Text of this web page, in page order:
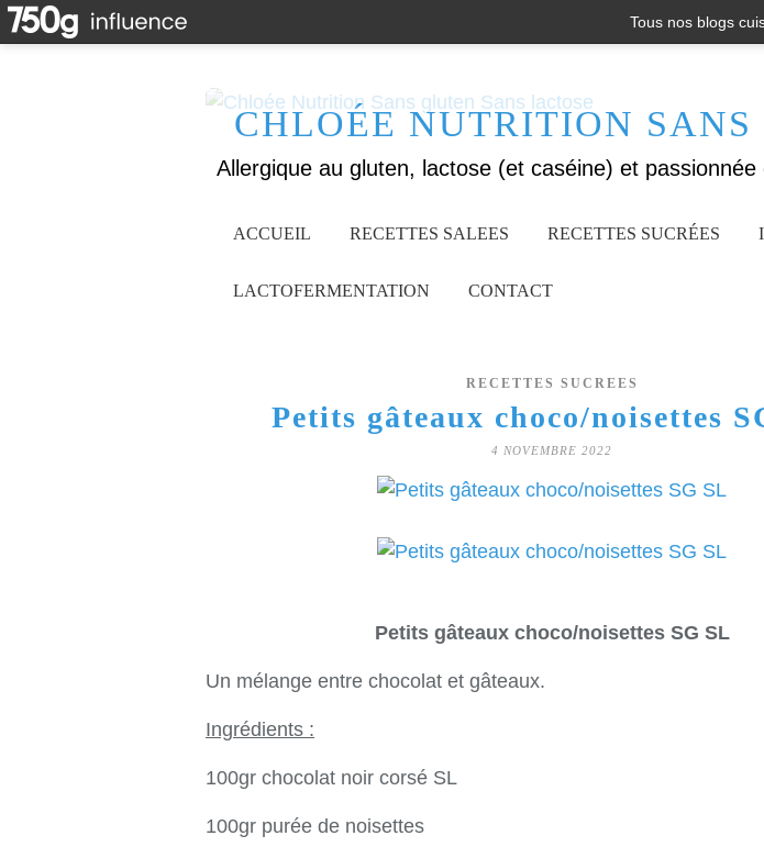
Tous nos blogs
CHLOÉE NUTRITION
ACCUEIL RECETTES SALEES RECETTES SUCRÉES
LACTOFERMENTATION CONTACT
RECETTES SUCREES
Petits gâteaux choco/noisettes
4 NOVEMBRE 2022
Petits gâteaux choco/noisettes SG SL
Un mélange entre chocolat et gâteaux.
Ingrédients :
100gr chocolat noir corsé SL
100gr purée de noisettes